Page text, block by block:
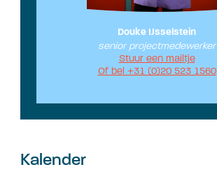
Douke IJsselstein
senior projectmedewerker
Stuur een mailtje
Of bel +31 (0)20 523 1560
Kalender